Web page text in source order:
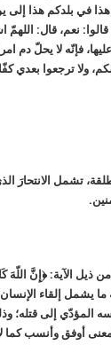
في بلدكم هذا إلى
نعم، قال: اللهمّ
فإنّه لا يحلّ دم
ولا ترجعوا بعدي
تشمل الانتحارَ
ذيل الآية: ﴿إِنَّ اللّهَ
يشمل إلقاء
المؤدّي إلى قتله؛
أوفق وأنسب كما